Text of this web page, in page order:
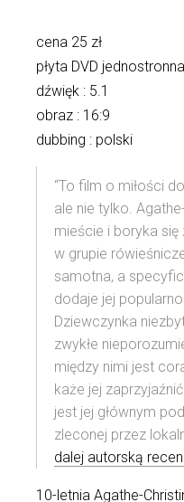
cena 25 zł
płyta DVD
dźwięk : 5.1
obraz : 16:9
dubbing : polski
“To film o miłości
ale nie tylko.
mieście i boryka
w grupie
samotna, a
dodaje jej
Dziewczynka
zwykłe
między nimi jest
każe jej
jest jej głównym
zleconej przez
dalej autorską
10-letnia Agathe-